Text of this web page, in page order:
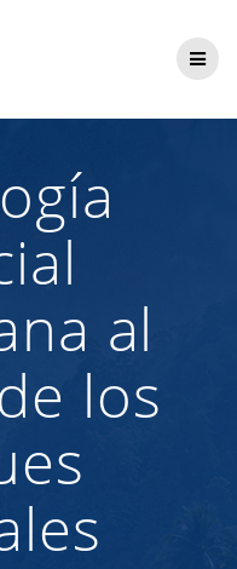
al
los